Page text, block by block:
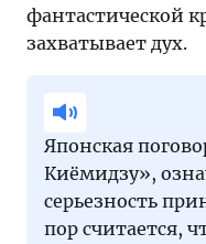
фантастической
захватывает дух.
Японская
Киёмидзу»,
серьезность
пор считается,